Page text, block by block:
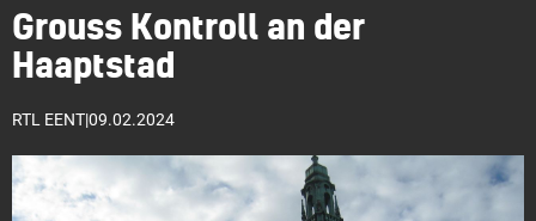
Grouss Kontroll an der
Haaptstad
RTL EENT|09.02.2024